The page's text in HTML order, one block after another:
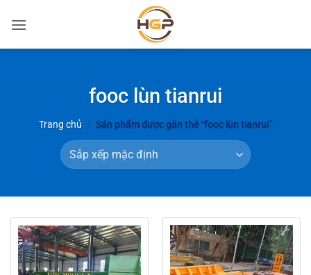
qua
fooc lùn tianrui
Trang chủ / Sản phẩm được gắn thẻ “fooc lùn tianrui”